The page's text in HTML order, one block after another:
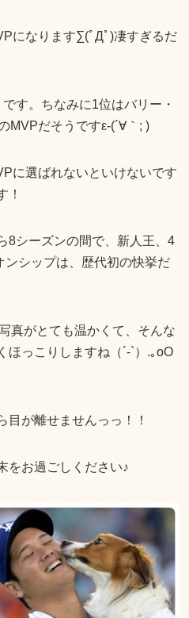
になります∑(ﾟДﾟ)凄すぎるだ
す。ちなみに1位はバリー・
MVPだそうですε-(´∀｀; )
に選ばれないといけないです
！
8シーズンの間で、新人王、4
ンシップは、歴代初の快挙だ
真がとても温かくて、そんな
ほっこりしますね（´-`）.｡oO
目が離せませんっっ！！
をお過ごしください♪